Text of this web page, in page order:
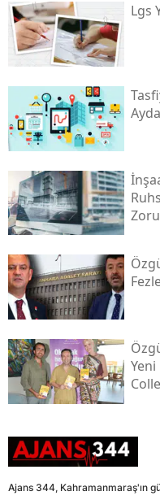
Lgs
Yeni
Ajans 344, Kahramanmaraş'ın